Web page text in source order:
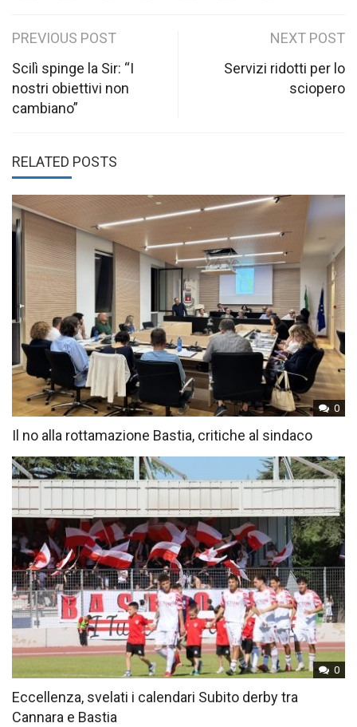
Post
navigation
PREVIOUS POST
Scilì spinge la Sir: “I
nostri obiettivi non
cambiano”
NEXT POST
Servizi ridotti per lo
sciopero
RELATED POSTS
0
Il no alla rottamazione Bastia, critiche al sindaco
0
Eccellenza, svelati i calendari Subito derby tra
Cannara e Bastia